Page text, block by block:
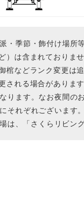
季節・飾付け場所
は含まれておりませ
などランク変更は
れる場合がありま
ます。なお夜間の
それぞれございます。
は、「さくらリビン